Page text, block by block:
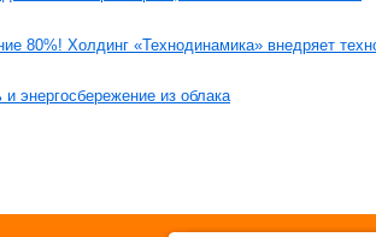
80%! Холдинг «Технодинамика» внедряет
энергосбережение из облака